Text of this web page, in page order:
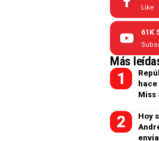
Like
61K
Más
Miss
Hoy